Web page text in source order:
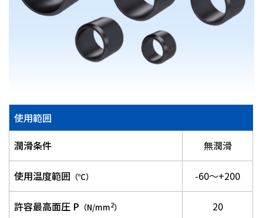
お問い合わせ
プライバシーポリシー
曽田文庫
ご利用にあたって
使用範囲
潤滑条件
無潤滑
使用温度範囲 （℃） -60～+200
許容最高面圧 P （N/mm2） 20